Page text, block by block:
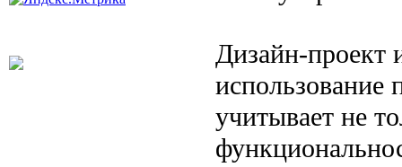
Дизайн-проект
использование
учитывает не